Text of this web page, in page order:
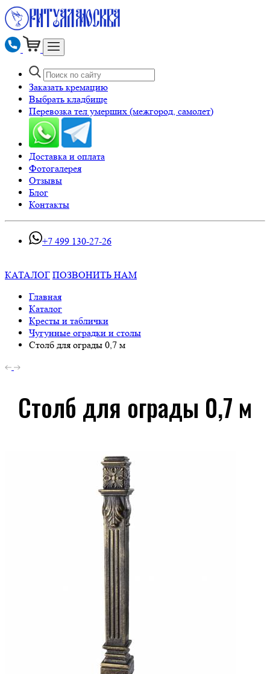
Заказать кремацию
Выбрать кладбище
Перевозка тел умерших (межгород, самолет)
Доставка и оплата
Фотогалерея
Отзывы
Блог
Контакты
+7 499 130-27-26
КАТАЛОГ ПОЗВОНИТЬ НАМ
Главная
Каталог
Кресты и таблички
Чугунные оградки и столы
Столб для ограды 0,7 м
Столб для ограды 0,7 м